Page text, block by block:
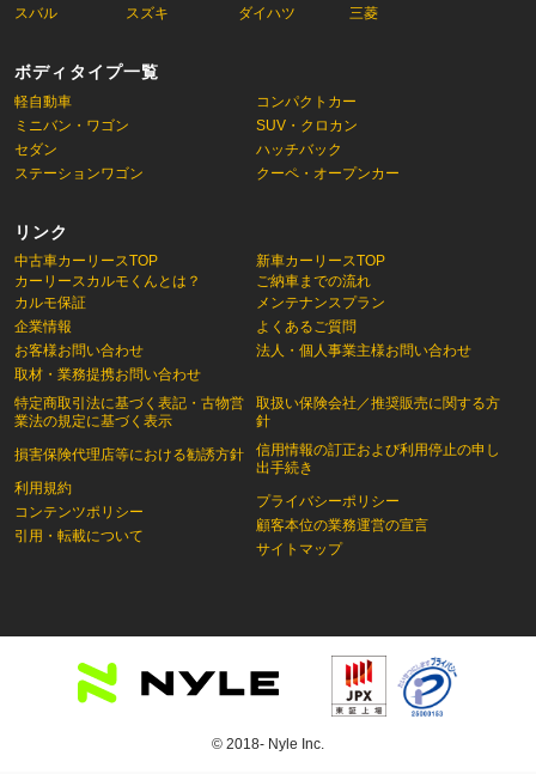
スバル
スズキ ダイハツ 三菱
ボディタイプ一覧
軽自動車
コンパクトカー
ミニバン・ワゴン
SUV・クロカン
セダン
ハッチバック
ステーションワゴン
クーペ・オープンカー
リンク
中古車カーリースTOP
カーリースカルモくんとは？
新車カーリースTOP
ご納車までの流れ
カルモ保証
企業情報
お客様お問い合わせ
取材・業務提携お問い合わせ
特定商取引法に基づく表記・古物営
業法の規定に基づく表示
損害保険代理店等における勧誘方針
利用規約
コンテンツポリシー
引用・転載について
メンテナンスプラン
よくあるご質問
法人・個人事業主様お問い合わせ
取扱い保険会社／推奨販売に関する方
針
信用情報の訂正および利用停止の申し
出手続き
プライバシーポリシー
顧客本位の業務運営の宣言
サイトマップ
© 2018- Nyle Inc.